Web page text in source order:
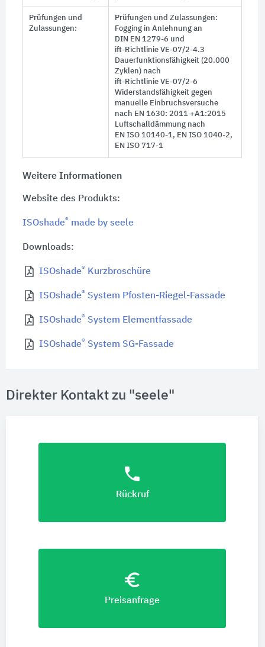
Prüfungen und
Zulassungen:
Prüfungen und Zulassungen:
Fogging in Anlehnung an
DIN EN 1279-6 und
ift-Richtlinie VE-07/2-4.3
Dauerfunktionsfähigkeit (20.000
Zyklen) nach
ift-Richtlinie VE-07/2-6
Widerstandsfähigkeit gegen
manuelle Einbruchsversuche
nach EN 1630: 2011 +A1:2015
Luftschalldämmung nach
EN ISO 10140-1, EN ISO 1040-2,
EN ISO 717-1
Weitere Informationen
Website des Produkts:
ISOshade® made by seele
Downloads:
ISOshade® Kurzbroschüre
ISOshade® System Pfosten-Riegel-Fassade
ISOshade® System Elementfassade
ISOshade® System SG-Fassade
Direkter Kontakt zu "seele"
phone
Rückruf
euro_symbol
Preisanfrage